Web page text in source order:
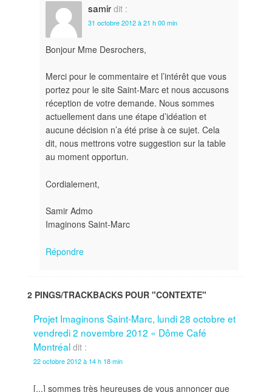
samir dit :
31 octobre 2012 à 21 h 00 min
Bonjour Mme Desrochers,
Merci pour le commentaire et l’intérêt que vous
portez pour le site Saint-Marc et nous accusons
réception de votre demande. Nous sommes
actuellement dans une étape d’idéation et
aucune décision n’a été prise à ce sujet. Cela
dit, nous mettrons votre suggestion sur la table
au moment opportun.
Cordialement,
Samir Admo
Imaginons Saint-Marc
Répondre
2 PINGS/TRACKBACKS POUR "CONTEXTE"
Projet Imaginons Saint-Marc, lundi 28 octobre et
vendredi 2 novembre 2012 « Dôme Café
Montréal dit :
22 octobre 2012 à 14 h 18 min
[...] sommes très heureuses de vous annoncer que